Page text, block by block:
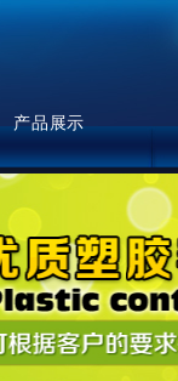
产品展示